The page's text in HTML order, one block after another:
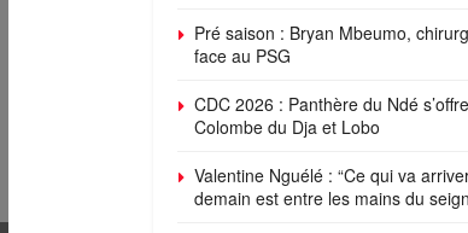
Pré saison : Bryan Mbeumo,
face au PSG
CDC 2026 : Panthère du Ndé s’offre
Colombe du Dja et Lobo
Valentine Nguélé : “Ce qui va
demain est entre les mains du